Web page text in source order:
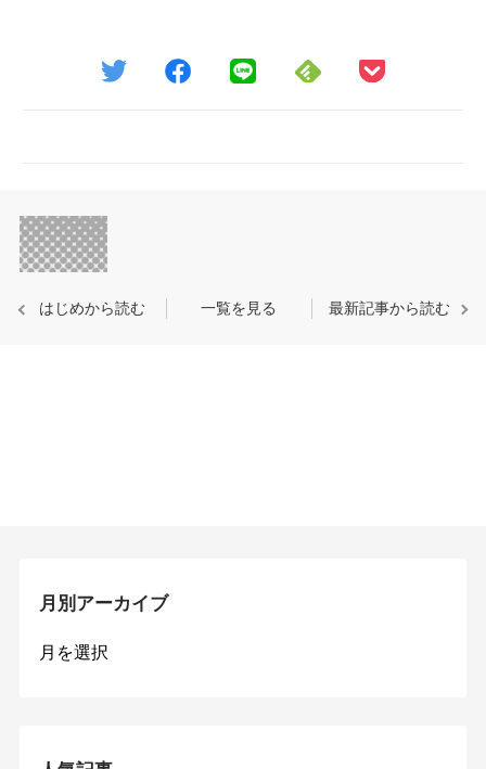
はじめから読む 一覧を見る 最新記事から読む
月別アーカイブ
月
イ